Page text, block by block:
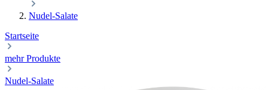
Nudel-Salate
Startseite
mehr Produkte
Nudel-Salate